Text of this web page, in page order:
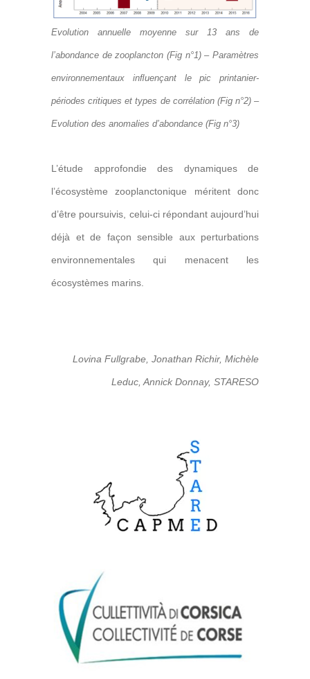
Evolution annuelle moyenne sur 13 ans de
l’abondance de zooplancton (Fig n°1) –Paramètres
environnementaux inﬂuençant le pic printanier-
périodes critiques et types de corrélation (Fig n°2) –
Evolution des anomalies d’abondance (Fig n°3)
L’étude approfondie des dynamiques de
l’écosystème zooplanctonique méritent donc
d’être poursuivis, celui-ci répondant aujourd’hui
déjà et de façon sensible aux perturbations
environnementales qui menacent les
écosystèmes marins.
Lovina Fullgrabe, Jonathan Richir, Michèle
Leduc, Annick Donnay, STARESO